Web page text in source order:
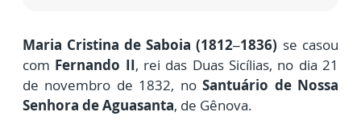
Maria Cristina de Saboia (1812–1836) se casou
com Fernando II, rei das Duas Sicílias, no dia21
de novembro de 1832, noSantuário de Nossa
Senhora de Aguasanta, de Gênova.